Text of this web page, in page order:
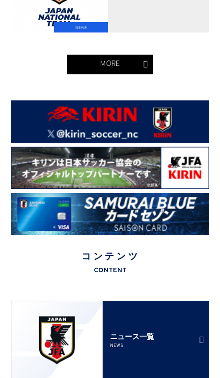
日本代表
MORE
コンテンツ
CONTENT
ニュース一覧
NEWS